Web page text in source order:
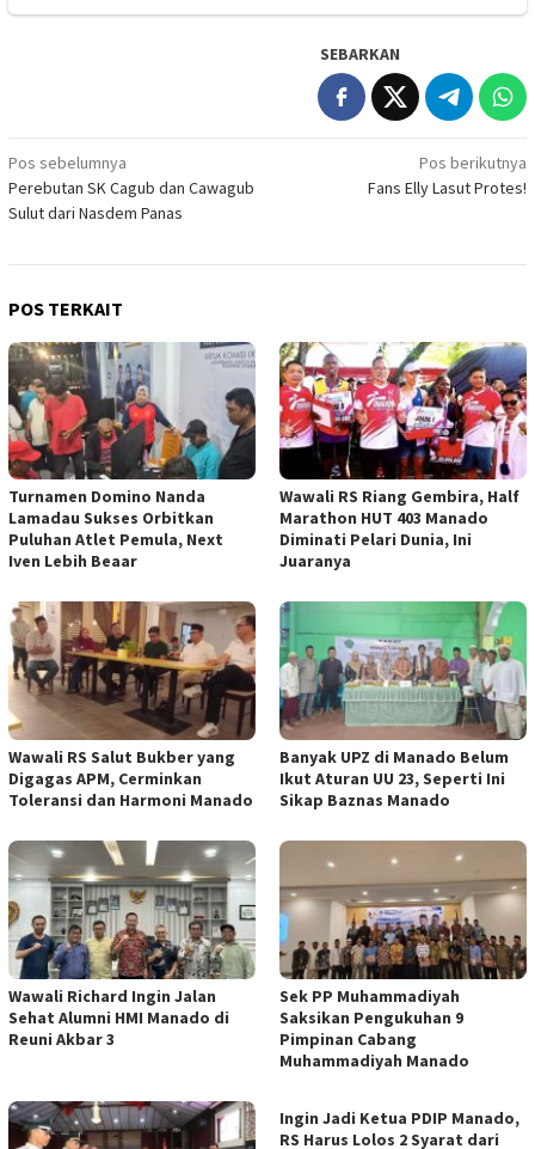
SEBARKAN
Navigasi
pos
Pos sebelumnya
Perebutan SK Cagub dan Cawagub
Sulut dari Nasdem Panas
Pos berikutnya
Fans Elly Lasut Protes!
POS TERKAIT
Turnamen Domino Nanda
Lamadau Sukses Orbitkan
Puluhan Atlet Pemula, Next
Iven Lebih Beaar
Wawali RS Riang Gembira, Half
Marathon HUT 403 Manado
Diminati Pelari Dunia, Ini
Juaranya
Wawali RS Salut Bukber yang
Digagas APM, Cerminkan
Toleransi dan Harmoni Manado
Banyak UPZ di Manado Belum
Ikut Aturan UU 23, Seperti Ini
Sikap Baznas Manado
Wawali Richard Ingin Jalan
Sehat Alumni HMI Manado di
Reuni Akbar 3
Sek PP Muhammadiyah
Saksikan Pengukuhan 9
Pimpinan Cabang
Muhammadiyah Manado
Ingin Jadi Ketua PDIP Manado,
RS Harus Lolos 2 Syarat dari